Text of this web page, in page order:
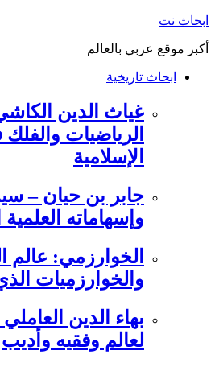
التجاوز
المحتوى
ابحاث نت
أكبر موقع عربي بالعالم
ابحاث تاريخية
غياث الدين
الرياضيات
الإسلامية
جابر بن حيان –
وإسهاماته
الخوارزمي: عالم
والخوارزميات
بهاء الدين
لعالم وفقيه وأديب